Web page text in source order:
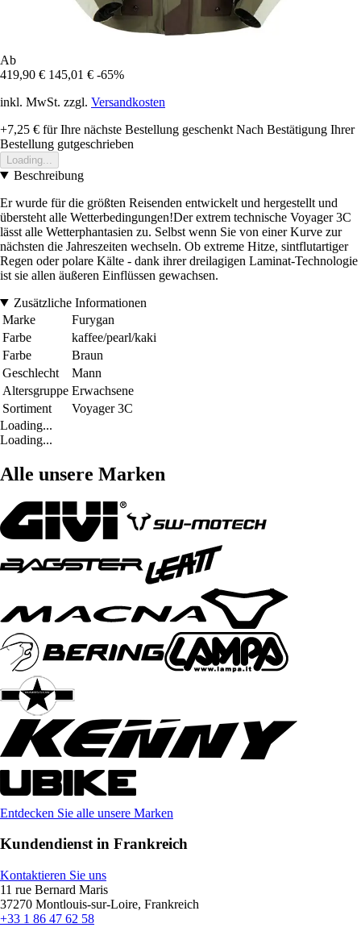
Ab
419,90 € 145,01 € -65%
inkl. MwSt. zzgl. Versandkosten
+7,25 € für Ihre nächste Bestellung geschenkt Nach Bestätigung Ihrer
Bestellung gutgeschrieben
Loading...
Beschreibung
Er wurde für die größten Reisenden entwickelt und hergestellt und
übersteht alle Wetterbedingungen!Der extrem technische Voyager 3C
lässt alle Wetterphantasien zu. Selbst wenn Sie von einer Kurve zur
nächsten die Jahreszeiten wechseln. Ob extreme Hitze, sintflutartiger
Regen oder polare Kälte - dank ihrer dreilagigen Laminat-Technologie
ist sie allen äußeren Einflüssen gewachsen.
Zusätzliche Informationen
Marke
Furygan
Farbe
kaffee/pearl/kaki
Farbe
Braun
Geschlecht
Mann
Altersgruppe Erwachsene
Sortiment
Voyager 3C
Loading...
Loading...
Alle unsere Marken
Entdecken Sie alle unsere Marken
Kundendienst in Frankreich
Kontaktieren Sie uns
11 rue Bernard Maris
37270 Montlouis-sur-Loire, Frankreich
+33 1 86 47 62 58